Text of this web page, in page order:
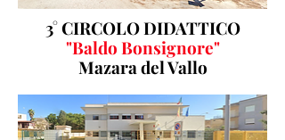
3° CIRCOLO DIDATTICO
"Baldo Bonsignore"
Mazara del Vallo